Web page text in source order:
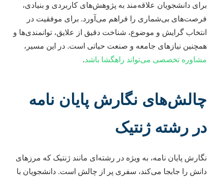
برای دانشجویان علاقه‌مند به پژوهش‌های کاربردی و بنیادی،
فرصت‌های بی‌شماری را فراهم می‌آورد. برای موفقیت در
انتخاب گرایش و موضوع، شناخت دقیق از علایق، توانمندی‌ها و
همچنین نیازهای جامعه و صنعت حیاتی است. در این مسیر،
مشاوره تخصصی می‌تواند راهگشا باشد.
چالش‌های نگارش پایان نامه
در رشته ژنتیک
نگارش پایان نامه، به ویژه در رشته‌ای مانند ژنتیک که مرزهای
دانش را جابجا می‌کند، سفری پر از چالش است. دانشجویان با